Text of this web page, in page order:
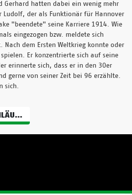
Gerhard hatten dabei ein wenig mehr
Ludolf, der als Funktionär für Hannover
"beendete" seine Karriere 1914. Wie
eingezogen bzw. meldete sich
dem Ersten Weltkrieg konnte oder
Er konzentrierte sich auf seine
erinnerte sich, dass er in den 30er
gerne von seiner Zeit bei 96 erzählte.
sich.